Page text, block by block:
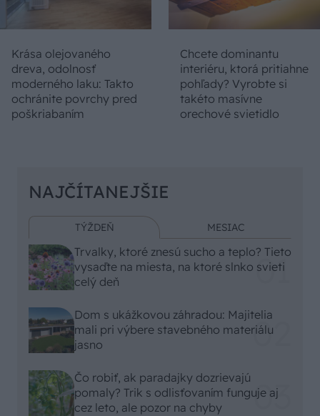
Krása olejovaného
dreva, odolnosť
moderného laku: Takto
ochránite povrchy pred
poškriabaním
Chcete dominantu
interiéru, ktorá pritiahne
pohľady? Vyrobte si
takéto masívne
orechové svietidlo
NAJČÍTANEJŠIE
TÝŽDEŇ MESIAC
Trvalky, ktoré znesú sucho a teplo? Tieto
vysaďte na miesta, na ktoré slnko svieti
celý deň
Dom s ukážkovou záhradou: Majitelia
mali pri výbere stavebného materiálu
jasno
Čo robiť, ak paradajky dozrievajú
pomaly? Trik s odlisťovaním funguje aj
cez leto, ale pozor na chyby